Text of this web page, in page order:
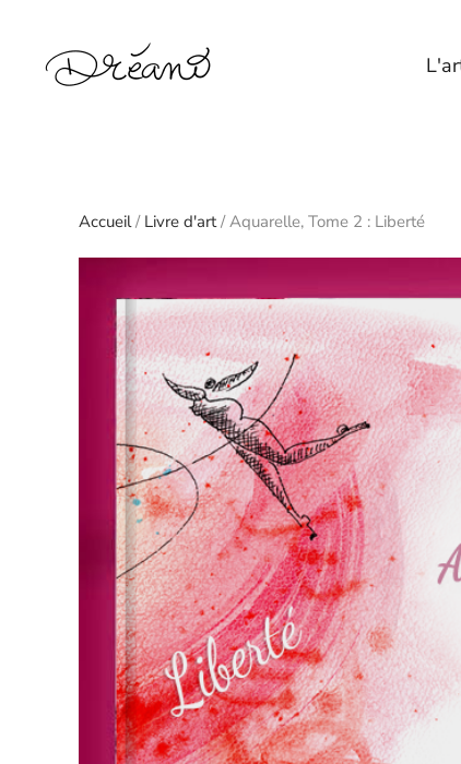
Skip to main content
Accueil/ Livre d'art/ Aquarelle, Tome 2 : Liberté